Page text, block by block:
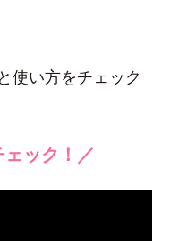
使い方をチェック
ック！／